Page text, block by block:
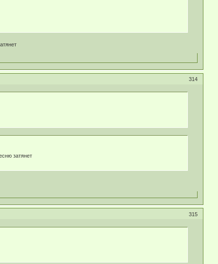
314
затянет
315